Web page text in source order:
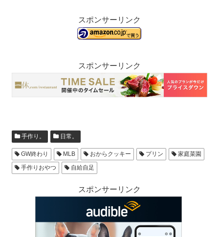
スポンサーリンク
スポンサーリンク
手作り。 日常。
GW終わり MLB おからクッキー プリン
家庭菜園
手作りおやつ
自給自足
スポンサーリンク